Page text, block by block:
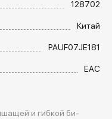
128702
Китай
PAUF07JE181
EAC
и гибкой би-